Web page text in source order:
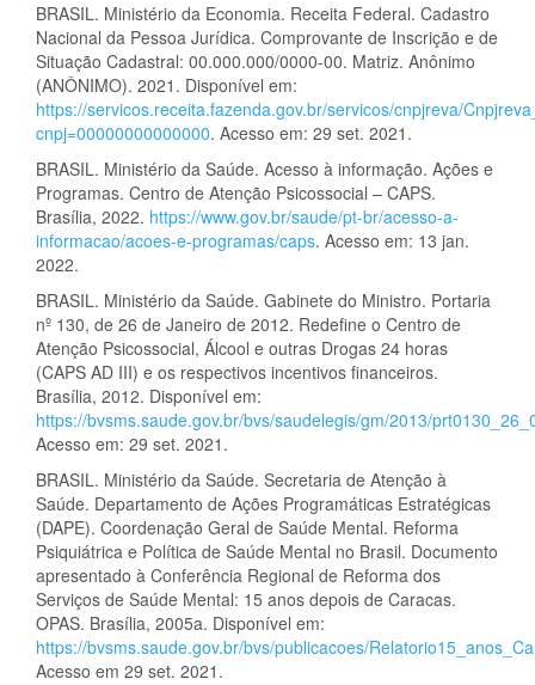
BRASIL. Ministério da Economia. Receita Federal. Cadastro
Nacional da Pessoa Jurídica. Comprovante de Inscrição e de
Situação Cadastral: 00.000.000/0000-00. Matriz. Anônimo
(ANÔNIMO). 2021. Disponível em:
https://servicos.receita.fazenda.gov.br/servicos/cnpjreva/
cnpj=00000000000000. Acesso em: 29 set. 2021.
BRASIL. Ministério da Saúde. Acesso à informação. Ações e
Programas. Centro de Atenção Psicossocial – CAPS.
Brasília, 2022. https://www.gov.br/saude/pt-br/acesso-a-
informacao/acoes-e-programas/caps. Acesso em: 13 jan.
2022.
BRASIL. Ministério da Saúde. Gabinete do Ministro. Portaria
nº 130, de 26 de Janeiro de 2012. Redefine o Centro de
Atenção Psicossocial, Álcool e outras Drogas 24 horas
(CAPS AD III) e os respectivos incentivos financeiros.
Brasília, 2012. Disponível em:
https://bvsms.saude.gov.br/bvs/saudelegis/gm/2013/
Acesso em: 29 set. 2021.
BRASIL. Ministério da Saúde. Secretaria de Atenção à
Saúde. Departamento de Ações Programáticas Estratégicas
(DAPE). Coordenação Geral de Saúde Mental. Reforma
Psiquiátrica e Política de Saúde Mental no Brasil. Documento
apresentado à Conferência Regional de Reforma dos
Serviços de Saúde Mental: 15 anos depois de Caracas.
OPAS. Brasília, 2005a. Disponível em:
https://bvsms.saude.gov.br/bvs/publicacoes/
Acesso em 29 set. 2021.